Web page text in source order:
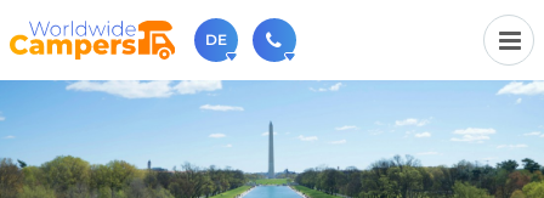
DE
Rufen Sie uns an (Montag bis Freitag von 9 bis 17 Uhr).
sales@worldwidecampers.com